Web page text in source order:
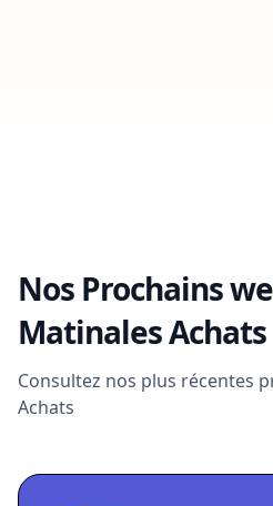
Nos Prochains
Matinales Achats
Consultez nos plus récentes
Achats